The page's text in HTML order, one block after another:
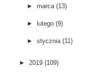
► marca (13)
► lutego (9)
► stycznia (11)
► 2019 (109)